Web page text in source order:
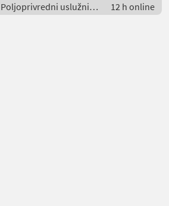
Poljoprivredni uslužni
radovi / Prorjeđivanje
12 h online